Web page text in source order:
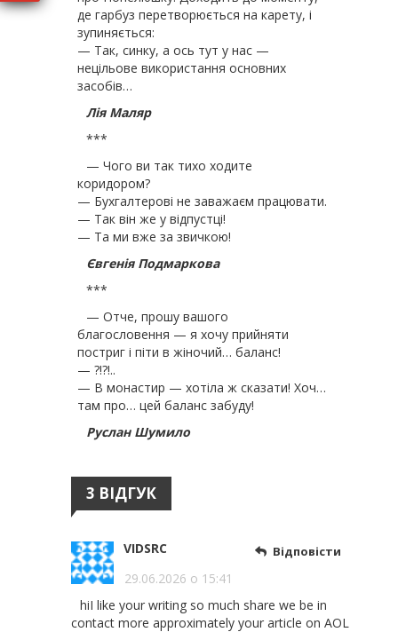
де гарбуз перетворюється на карету, і
зупиняється:
— Так, синку, а ось тут у нас —
нецільове використання основних
засобів…
Лія Маляр
***
— Чого ви так тихо ходите
коридором?
— Бухгалтерові не заважаєм працювати.
— Так він же у відпустці!
— Та ми вже за звичкою!
Євгенія Подмаркова
***
— Отче, прошу вашого
благословення — я хочу прийняти
постриг і піти в жіночий… баланс!
— ?!?!..
— В монастир — хотіла ж сказати! Хоч…
там про… цей баланс забуду!
Руслан Шумило
3 ВІДГУК
VIDSRC
29.06.2026 о 15:41
hiI like your writing so much share we be in
contact more approximately your article on AOL
Відповісти